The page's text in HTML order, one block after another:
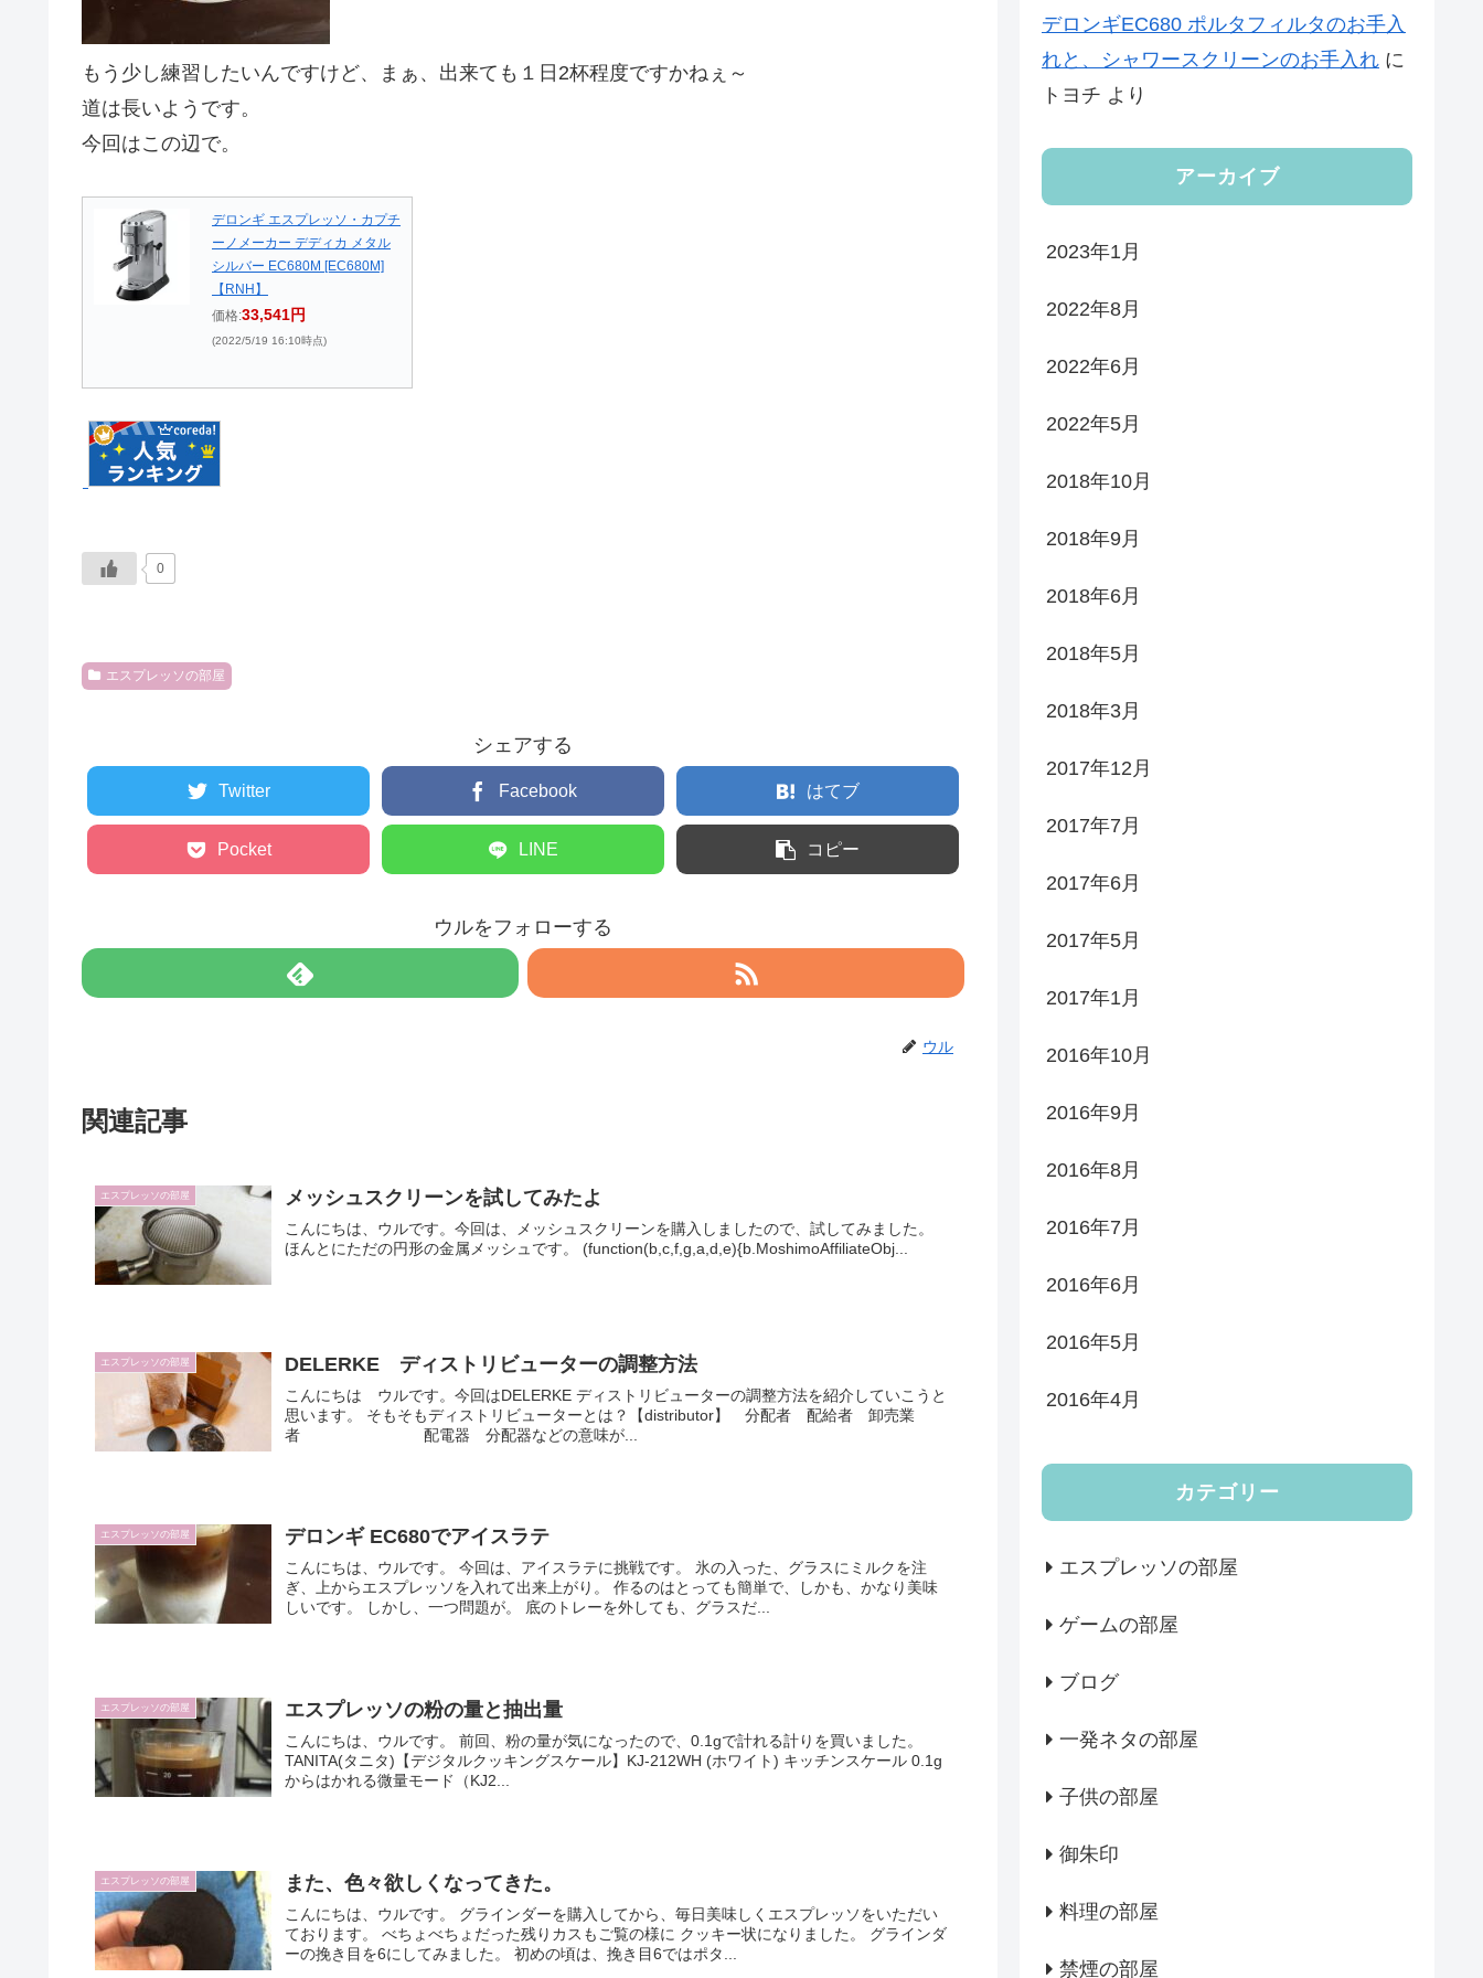
もう少し練習したいんですけど、まぁ、出来ても１日2杯程度ですかねぇ～
道は長いようです。
今回はこの辺で。
デロンギ エスプレッソ・カプチ
ーノメーカー デディカ メタル
シルバー EC680M [EC680M]
【RNH】
価格:33,541円
(2022/5/19 16:10時点)
0
エスプレッソの部屋
シェアする
Twitter Facebook はてブ
Pocket LINE コピー
ウルをフォローする
ウル
関連記事
エスプレッソの部屋 メッシュスクリーンを試してみたよ
こんにちは、ウルです。今回は、メッシュスクリーンを購入しましたので、試してみました。
ほんとにただの円形の金属メッシュです。 (function(b,c,f,g,a,d,e){b.MoshimoAffiliateObj...
エスプレッソの部屋 DELERKE ディストリビューターの調整方法
こんにちは ウルです。今回はDELERKE ディストリビューターの調整方法を紹介していこうと
思います。 そもそもディストリビューターとは？【distributor】 分配者 配給者 卸売業
者 配電器 分配器などの意味が...
エスプレッソの部屋 デロンギ EC680でアイスラテ
こんにちは、ウルです。 今回は、アイスラテに挑戦です。 氷の入った、グラスにミルクを注
ぎ、上からエスプレッソを入れて出来上がり。 作るのはとっても簡単で、しかも、かなり美味
しいです。 しかし、一つ問題が。 底のトレーを外しても、グラスだ...
エスプレッソの部屋 エスプレッソの粉の量と抽出量
こんにちは、ウルです。 前回、粉の量が気になったので、0.1gで計れる計りを買いました。
TANITA(タニタ)【デジタルクッキングスケール】KJ-212WH (ホワイト) キッチンスケール 0.1g
からはかれる微量モード（KJ2...
エスプレッソの部屋 また、色々欲しくなってきた。
こんにちは、ウルです。 グラインダーを購入してから、毎日美味しくエスプレッソをいただい
ております。 べちょべちょだった残りカスもご覧の様に クッキー状になりました。 グラインダ
ーの挽き目を6にしてみました。 初めの頃は、挽き目6ではポタ...
デロンギEC680 ポルタフィルタのお手入
れと、シャワースクリーンのお手入れ に
トヨチ より
アーカイブ
2023年1月
2022年8月
2022年6月
2022年5月
2018年10月
2018年9月
2018年6月
2018年5月
2018年3月
2017年12月
2017年7月
2017年6月
2017年5月
2017年1月
2016年10月
2016年9月
2016年8月
2016年7月
2016年6月
2016年5月
2016年4月
カテゴリー
エスプレッソの部屋
ゲームの部屋
ブログ
一発ネタの部屋
子供の部屋
御朱印
料理の部屋
禁煙の部屋